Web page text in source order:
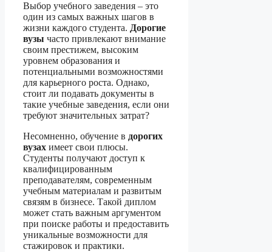
Выбор учебного заведения – это
один из самых важных шагов в
жизни каждого студента. Дорогие
вузы часто привлекают внимание
своим престижем, высоким
уровнем образования и
потенциальными возможностями
для карьерного роста. Однако,
стоит ли подавать документы в
такие учебные заведения, если они
требуют значительных затрат?
Несомненно, обучение в дорогих
вузах имеет свои плюсы.
Студенты получают доступ к
квалифицированным
преподавателям, современным
учебным материалам и развитым
связям в бизнесе. Такой диплом
может стать важным аргументом
при поиске работы и предоставить
уникальные возможности для
стажировок и практики.